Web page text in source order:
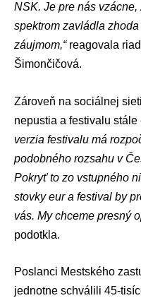
NSK. Je pre nás
spektrom zavládla
záujmom,“reagovala
Šimončičová.
Zároveň na sociálnej
nepustia a festivalu
verzia festivalu má
podobného rozsahu v
Pokryť to zo vstupného
stovky eur a festival by
vás. My chceme presný
podotkla.
Poslanci Mestského
jednotne schválili 45-